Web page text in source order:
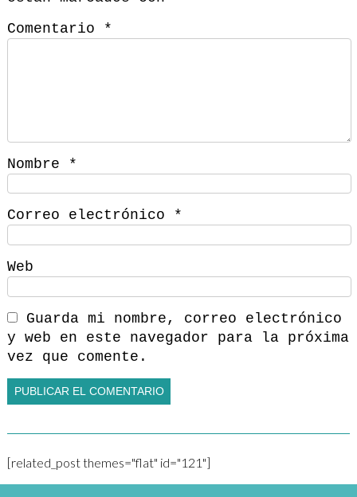
Comentario
*
Nombre *
Correo electrónico *
Web
Guarda mi nombre, correo electrónico
y web en este navegador para la próxima
vez que comente.
[related_post themes="flat" id="121"]